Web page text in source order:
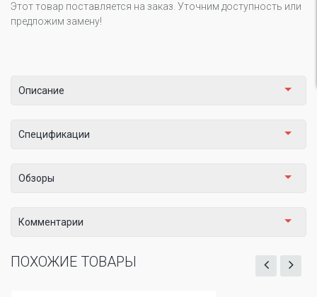
Этот товар поставляется на заказ. Уточним доступность или
предложим замену!
Описание
Спецификации
Обзоры
Комментарии
ПОХОЖИЕ ТОВАРЫ